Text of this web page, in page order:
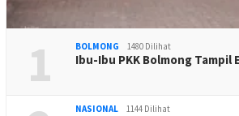
1 BOLMONG 1480 Dilihat
Ibu-Ibu PKK Bolmong
NASIONAL 1144 Dilihat